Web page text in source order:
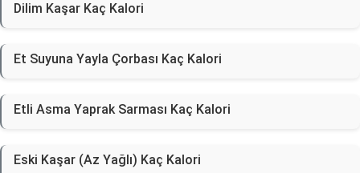
Dilim Kaşar Kaç Kalori
Et Suyuna Yayla Çorbası Kaç Kalori
Etli Asma Yaprak Sarması Kaç Kalori
Eski Kaşar (Az Yağlı) Kaç Kalori